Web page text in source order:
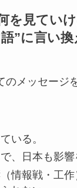
を見てい
”に言い換
のメッセージ
いる。
、日本も影響
情報戦・工